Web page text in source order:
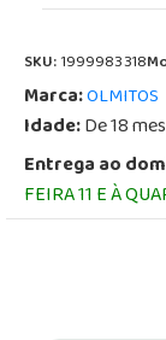
SKU:1999983318
Marca:OLMITOS
Idade:De 18
Entrega ao
FEIRA 11 E À